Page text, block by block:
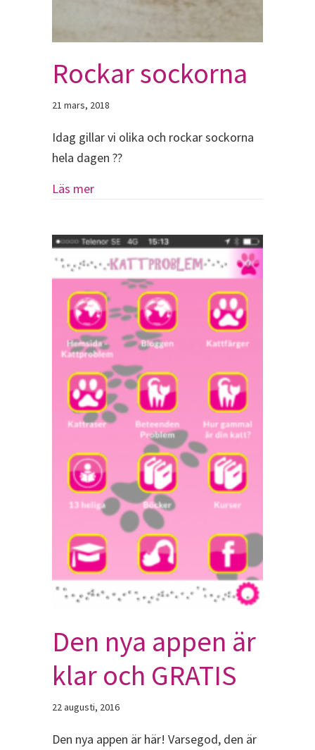
Rockar sockorna
21 mars, 2018
Idag gillar vi olika och rockar sockorna
hela dagen ??
Läs merabout Rockar sockorna
Den nya appen är
klar och GRATIS
22 augusti, 2016
Den nya appen är här! Varsegod, den är